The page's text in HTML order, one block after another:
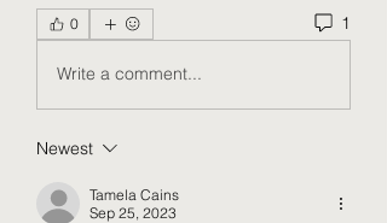
0 1
Write a comment...
Newest
Tamela Cains
Sep 25, 2023